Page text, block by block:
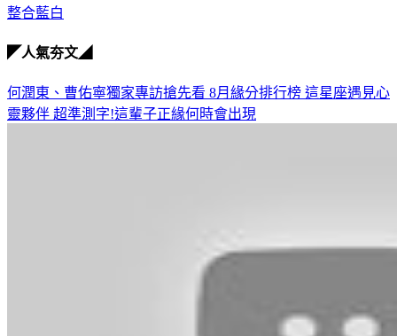
整合藍白
◤人氣夯文◢
何潤東、曹佑寧獨家專訪搶先看 8月緣分排行榜 這星座遇見心
靈夥伴 超準測字!這輩子正緣何時會出現